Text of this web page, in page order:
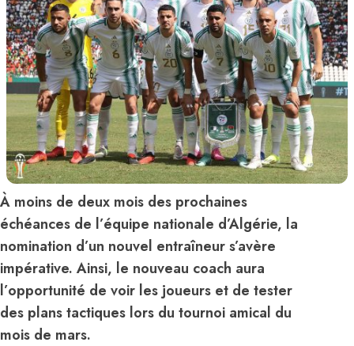
À moins de deux mois des prochaines
échéances de l’équipe nationale d’Algérie, la
nomination d’un nouvel entraîneur s’avère
impérative. Ainsi, le nouveau coach aura
l’opportunité de voir les joueurs et de tester
des plans tactiques lors du tournoi amical du
mois de mars.